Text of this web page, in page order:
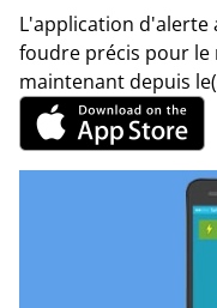
L'application d'alerte
foudre précis pour le
maintenant depuis